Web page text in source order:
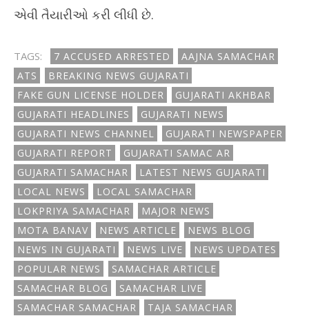
એવી તૈયારીઓ કરી લીધી છે.
TAGS: 7 ACCUSED ARRESTED
AAJNA SAMACHAR
ATS
BREAKING NEWS GUJARATI
FAKE GUN LICENSE HOLDER
GUJARATI AKHBAR
GUJARATI HEADLINES
GUJARATI NEWS
GUJARATI NEWS CHANNEL
GUJARATI NEWSPAPER
GUJARATI REPORT
GUJARATI SAMAC AR
GUJARATI SAMACHAR
LATEST NEWS GUJARATI
LOCAL NEWS
LOCAL SAMACHAR
LOKPRIYA SAMACHAR
MAJOR NEWS
MOTA BANAV
NEWS ARTICLE
NEWS BLOG
NEWS IN GUJARATI
NEWS LIVE
NEWS UPDATES
POPULAR NEWS
SAMACHAR ARTICLE
SAMACHAR BLOG
SAMACHAR LIVE
SAMACHAR SAMACHAR
TAJA SAMACHAR